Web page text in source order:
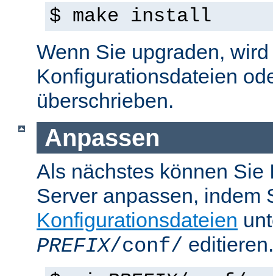
$ make install
Wenn Sie upgraden,
Konfigurationsdateien
überschrieben.
Anpassen
Als nächstes können Sie
Server anpassen, indem
Konfigurationsdateien
PREFIX/conf/ editieren.